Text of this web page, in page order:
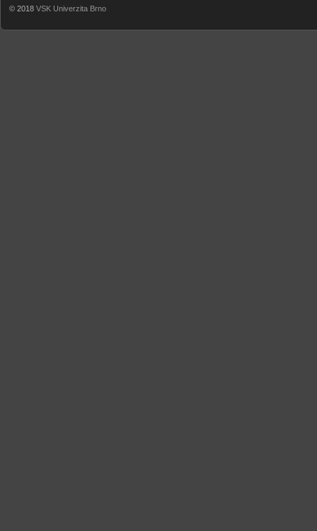
© 2018 VSK Univerzita Brno